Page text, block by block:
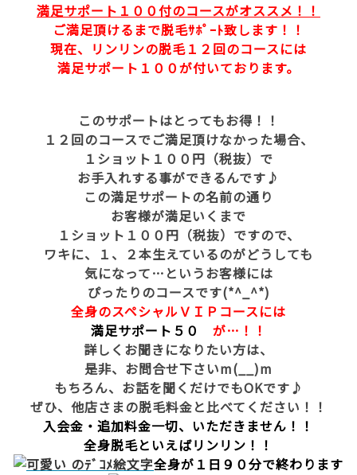
満足サポート１００付のコースがオススメ！！
ご満足頂けるまで脱毛ｻﾎﾟｰﾄ致します！！
現在、リンリンの脱毛１２回のコースには
満足サポート１００が付いております。
このサポートはとってもお得！！
１２回のコースでご満足頂けなかった場合、
１ショット１００円（税抜）で
お手入れする事ができるんです♪
この満足サポートの名前の通り
お客様が満足いくまで
１ショット１００円（税抜）ですので、
ワキに、１、２本生えているのがどうしても
気になって…というお客様には
ぴったりのコースです(*^_^*)
全身のスペシャルＶＩＰコースには
満足サポート５０ が…！！
詳しくお聞きになりたい方は、
是非、お問合せ下さいm(__)m
もちろん、お話を聞くだけでもOKです♪
ぜひ、他店さまの脱毛料金と比べてください！！
入会金・追加料金一切、いただきません！！
全身脱毛といえばリンリン！！
全身が１日９０分で終わります